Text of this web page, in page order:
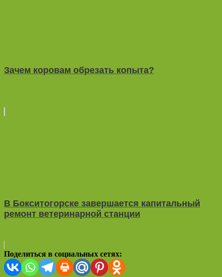
Зачем коровам обрезать копыта?
В Бокситогорске завершается капитальный
ремонт ветеринарной станции
Поделиться в социальных сетях: